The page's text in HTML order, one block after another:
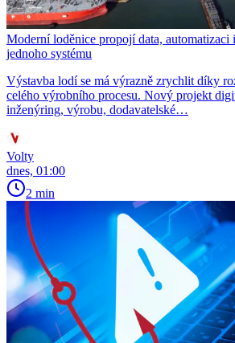
Moderní loděnice propojí data,
jednoho systému
Výstavba lodí se má výrazně zrychlit díky
celého výrobního procesu. Nový projekt
inženýring, výrobu, dodavatelské…
Volty
dnes, 01:00
2 min